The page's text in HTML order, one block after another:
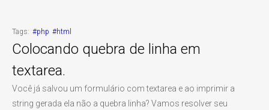
Tags: #php #html
Colocando quebra de linha em
textarea.
Você já salvou um formulário com textarea e ao imprimir a
string gerada ela não a quebra linha? Vamos resolver seu